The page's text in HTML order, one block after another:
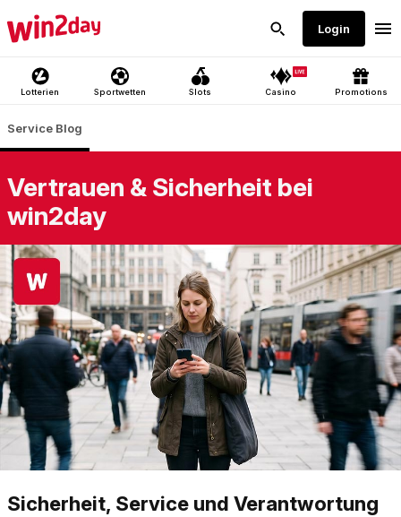
Vertrauen & Sicherheit bei
win2day
Sicherheit, Service und Verantwortung